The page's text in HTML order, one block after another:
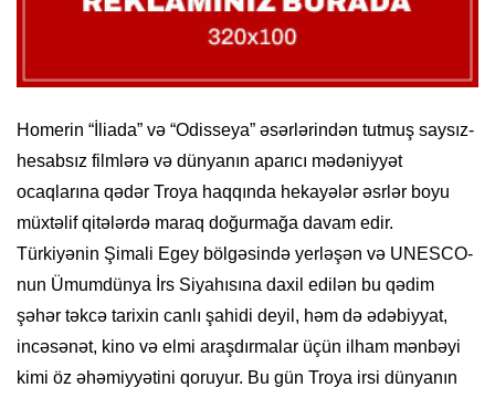
Homerin “İliada” və “Odisseya” əsərlərindən tutmuş saysız-
hesabsız filmlərə və dünyanın aparıcı mədəniyyət
ocaqlarına qədər Troya haqqında hekayələr əsrlər boyu
müxtəlif qitələrdə maraq doğurmağa davam edir.
Türkiyənin Şimali Egey bölgəsində yerləşən və UNESCO-
nun Ümumdünya İrs Siyahısına daxil edilən bu qədim
şəhər təkcə tarixin canlı şahidi deyil, həm də ədəbiyyat,
incəsənət, kino və elmi araşdırmalar üçün ilham mənbəyi
kimi öz əhəmiyyətini qoruyur. Bu gün Troya irsi dünyanın